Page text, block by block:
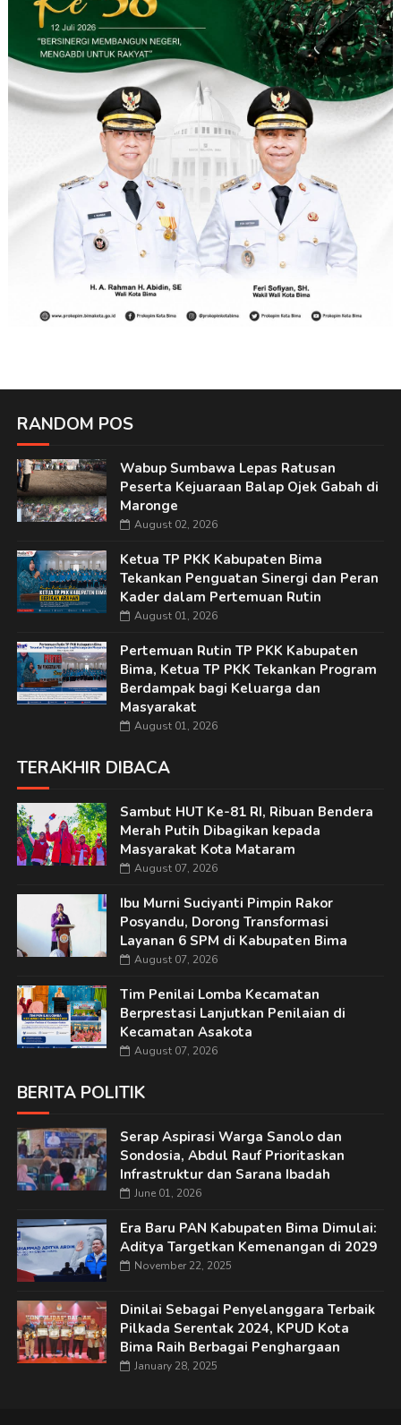
RANDOM POS
Wabup Sumbawa Lepas Ratusan
Peserta Kejuaraan Balap Ojek Gabah di
Maronge
August 02, 2026
Ketua TP PKK Kabupaten Bima
Tekankan Penguatan Sinergi dan Peran
Kader dalam Pertemuan Rutin
August 01, 2026
Pertemuan Rutin TP PKK Kabupaten
Bima, Ketua TP PKK Tekankan Program
Berdampak bagi Keluarga dan
Masyarakat
August 01, 2026
TERAKHIR DIBACA
Sambut HUT Ke-81 RI, Ribuan Bendera
Merah Putih Dibagikan kepada
Masyarakat Kota Mataram
August 07, 2026
Ibu Murni Suciyanti Pimpin Rakor
Posyandu, Dorong Transformasi
Layanan 6 SPM di Kabupaten Bima
August 07, 2026
Tim Penilai Lomba Kecamatan
Berprestasi Lanjutkan Penilaian di
Kecamatan Asakota
August 07, 2026
BERITA POLITIK
Serap Aspirasi Warga Sanolo dan
Sondosia, Abdul Rauf Prioritaskan
Infrastruktur dan Sarana Ibadah
June 01, 2026
Era Baru PAN Kabupaten Bima Dimulai:
Aditya Targetkan Kemenangan di 2029
November 22, 2025
Dinilai Sebagai Penyelanggara Terbaik
Pilkada Serentak 2024, KPUD Kota
Bima Raih Berbagai Penghargaan
January 28, 2025